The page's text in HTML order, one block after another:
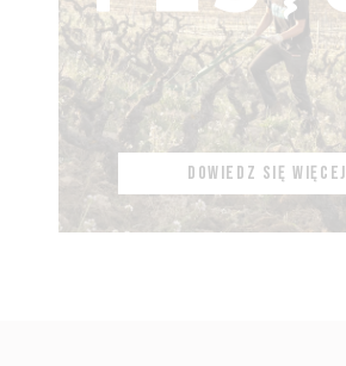
DOWIEDZ SIĘ WIĘCEJ